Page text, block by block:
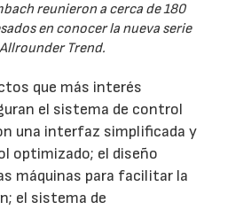
reunieron a cerca de 180
en conocer la nueva serie
Allrounder Trend.
que más interés
el sistema de control
una interfaz simplificada y
optimizado; el diseño
máquinas para facilitar la
el sistema de